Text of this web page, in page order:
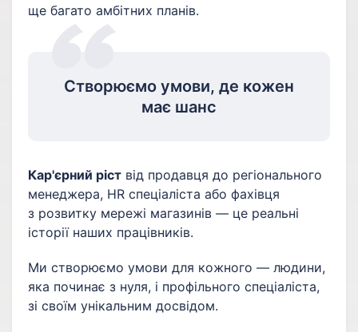
ще багато амбітних планів.
Створюємо умови, де кожен
має шанс
Кар'єрний ріст від продавця до регіонального
менеджера, HR спеціаліста або фахівця
з розвитку мережі магазинів — це реальні
історії наших працівників.
Ми створюємо умови для кожного — людини,
яка починає з нуля, і профільного спеціаліста,
зі своїм унікальним досвідом.